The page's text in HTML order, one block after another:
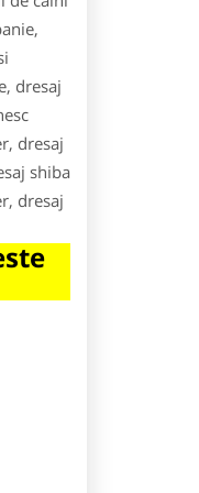
dresaj
dresaj
shiba
dresaj